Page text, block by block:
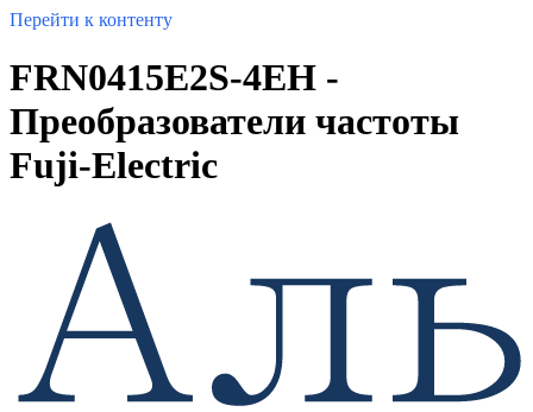
Перейти к контенту
FRN0415E2S-4EH -
Преобразователи частоты
Fuji-Electric